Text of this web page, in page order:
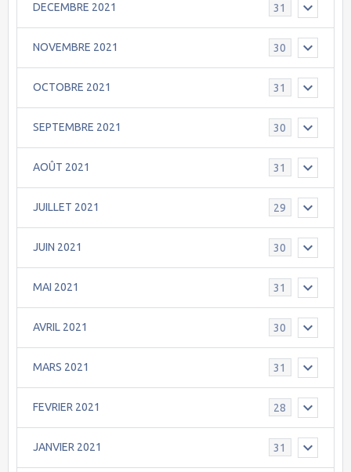
DECEMBRE 2021 31
NOVEMBRE 2021 30
OCTOBRE 2021 31
SEPTEMBRE 2021 30
AOÛT 2021 31
JUILLET 2021 29
JUIN 2021 30
MAI 2021 31
AVRIL 2021 30
MARS 2021 31
FEVRIER 2021 28
JANVIER 2021 31